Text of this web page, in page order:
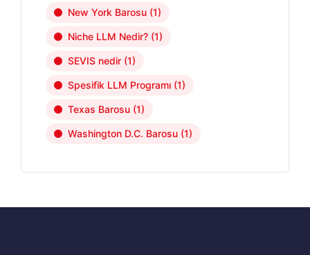
New York Barosu (1)
Niche LLM Nedir? (1)
SEVIS nedir (1)
Spesifik LLM Programı (1)
Texas Barosu (1)
Washington D.C. Barosu (1)